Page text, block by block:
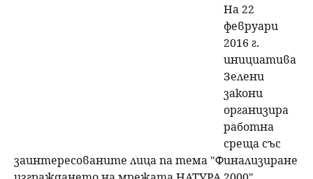
На 22
февруари
2016 г.
инициатива
Зелени
закони
организира
работнa
срещa със
заинтересованите лица na темa "Финализиране